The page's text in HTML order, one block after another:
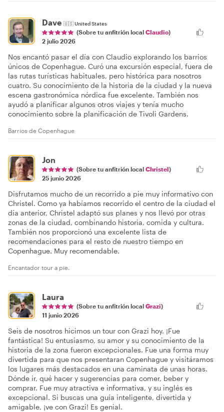
Dave 🇺🇸United States
(Sobre tu anfitrión local Claudio)
2 julio 2026
Nos encantó pasar el día con Claudio explorando los barrios
únicos de Copenhague. Curó una excursión especial, fuera de
las rutas turísticas habituales, pero histórica para nosotros
cuatro. Su conocimiento de la historia de la ciudad y la nueva
escena gastronómica nórdica fue excelente. También nos
ayudó a planificar algunos otros viajes y tenía mucho
conocimiento sobre la planificación de Tivoli Gardens.
Barrios de Copenhague
Jon
(Sobre tu anfitrión local Christel)
25 junio 2026
Disfrutamos mucho de un recorrido a pie muy informativo con
Christel. Como ya habíamos recorrido el centro de la ciudad el
día anterior, Christel adaptó sus planes y nos llevó por otras
zonas de la ciudad, combinando historia, comida y cultura.
También nos proporcionó una excelente lista de
recomendaciones para el resto de nuestro tiempo en
Copenhague. Muy recomendable.
Encantador tour a pie.
Laura
(Sobre tu anfitrión local Grazi)
11 junio 2026
Seis de nosotros hicimos un tour con Grazi hoy. ¡Fue
fantástica! Su entusiasmo, su amor y su conocimiento de la
historia de la zona fueron excepcionales. Fue una forma muy
divertida para que nos presentaran Copenhague y visitáramos
los lugares más destacados en una caminata de unas horas.
Dónde ir, qué hacer y sugerencias para comer, beber y
comprar. Fue muy atractiva e informativa, y su inglés es
excepcional. Si buscas una guía inteligente, divertida y
amigable, ¡ve con Grazi! Es genial.